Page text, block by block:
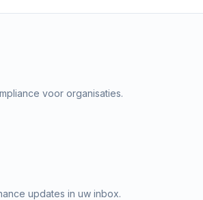
voor organisaties.
updates in uw inbox.